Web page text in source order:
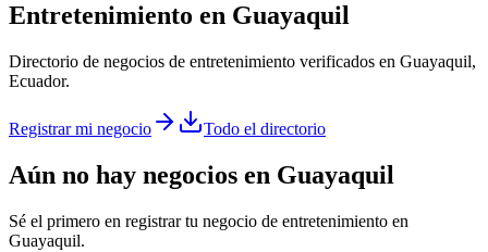
Entretenimiento en Guayaquil
Directorio de negocios de entretenimiento verificados en Guayaquil,
Ecuador.
Registrar mi negocio Todo el directorio
Aún no hay negocios en Guayaquil
Sé el primero en registrar tu negocio de entretenimiento en
Guayaquil.